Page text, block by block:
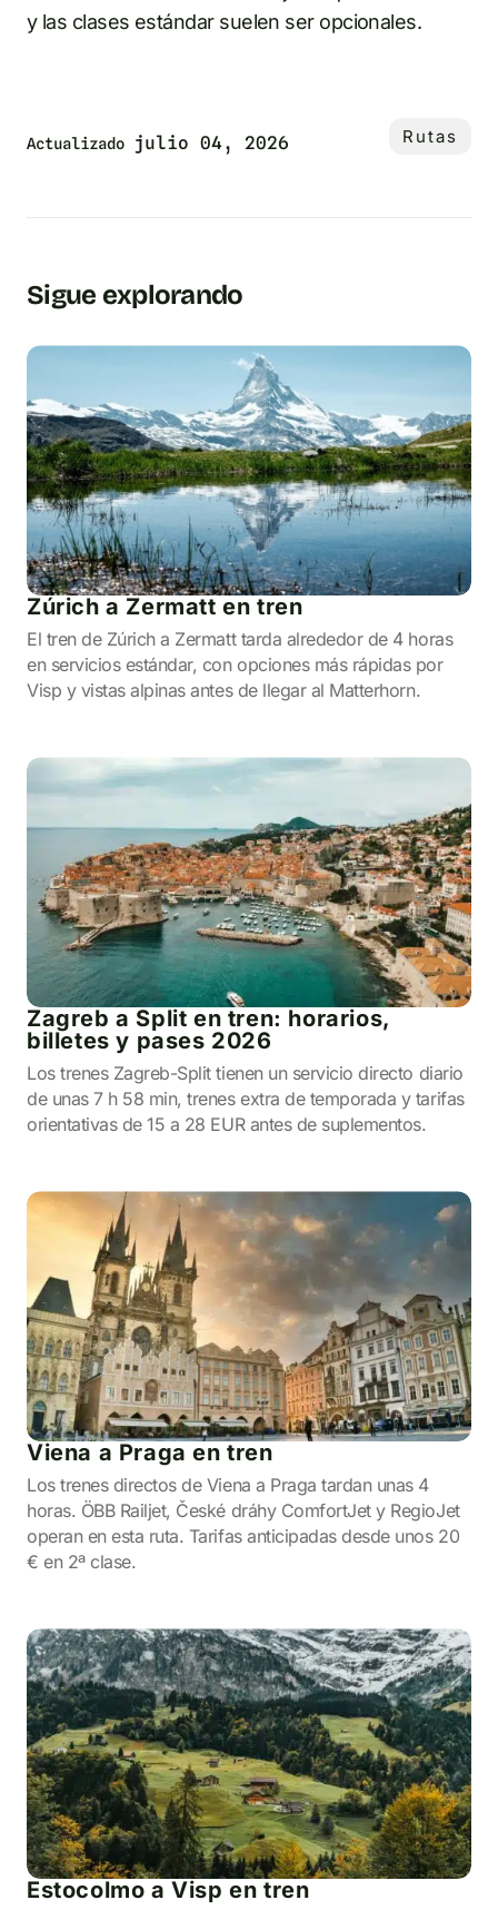
y las clases estándar suelen ser opcionales.
Actualizado julio 04, 2026 Rutas
Sigue explorando
Zúrich a Zermatt en tren
El tren de Zúrich a Zermatt tarda alrededor de 4 horas
en servicios estándar, con opciones más rápidas por
Visp y vistas alpinas antes de llegar al Matterhorn.
Zagreb a Split en tren: horarios,
billetes y pases 2026
Los trenes Zagreb-Split tienen un servicio directo diario
de unas 7 h 58 min, trenes extra de temporada y tarifas
orientativas de 15 a 28 EUR antes de suplementos.
Viena a Praga en tren
Los trenes directos de Viena a Praga tardan unas 4
horas. ÖBB Railjet, České dráhy ComfortJet y RegioJet
operan en esta ruta. Tarifas anticipadas desde unos 20
€ en 2ª clase.
Estocolmo a Visp en tren